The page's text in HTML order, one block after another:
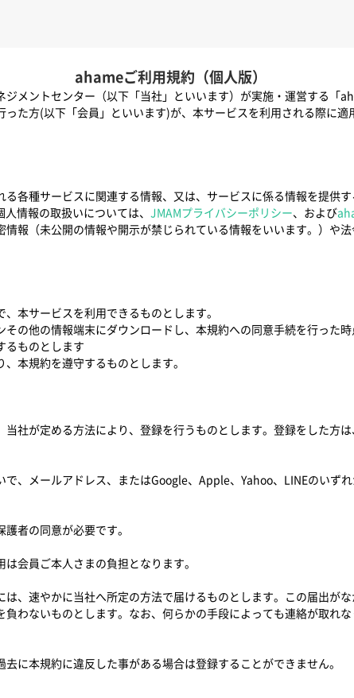
ahameご利用規約（個人版）
ジメントセンター（以下「当社」といいます）が実施・運営する「
った方(以下「会員」といいます)が、本サービスを利用される際に
各種サービスに関連する情報、又は、サービスに係る情報を提供す
情報の取扱いについては、 JMAMプライバシーポリシー、および
情報（未公開の情報や開示が禁じられている情報をいいます。）や
本サービスを利用できるものとします。
の他の情報端末にダウンロードし、本規約への同意手続を行った
るものとします
本規約を遵守するものとします。
社が定める方法により、登録を行うものとします。登録をした方
で、メールアドレス、またはGoogle、Apple、Yahoo、LINEのいず
者の同意が必要です。
会員ご本人さまの負担となります。
、速やかに当社へ所定の方法で届けるものとします。この届出が
負わないものとします。なお、何らかの手段によっても連絡が取れ
に本規約に違反した事がある場合は登録することができません。